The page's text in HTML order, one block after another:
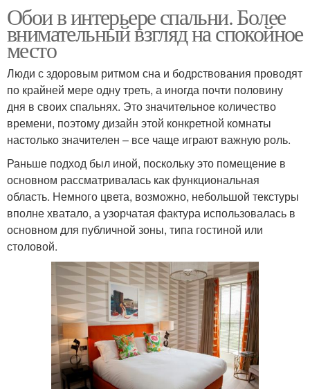
Обои в интерьере спальни. Более
внимательный взгляд на спокойное
место
Люди с здоровым ритмом сна и бодрствования проводят
по крайней мере одну треть, а иногда почти половину
дня в своих спальнях. Это значительное количество
времени, поэтому дизайн этой конкретной комнаты
настолько значителен – все чаще играют важную роль.
Раньше подход был иной, поскольку это помещение в
основном рассматривалась как функциональная
область. Немного цвета, возможно, небольшой текстуры
вполне хватало, а узорчатая фактура использовалась в
основном для публичной зоны, типа гостиной или
столовой.